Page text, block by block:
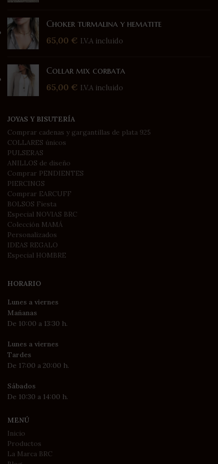
Choker turmalina y hematite
65,00 € I.V.A incluido
Collar mix corbata
65,00 € I.V.A incluido
JOYAS Y BISUTERÍA
Comprar cadenas y gargantillas de plata 925
COLLARES únicos
PULSERAS
ANILLOS de diseño
Comprar PENDIENTES
PIERCINGS
Comprar EARCUFF
BOLSOS Fiesta
Especial NOVIAS BRC
Colección MAMÁ
Personalizados
IDEAS REGALO
Especial HOMBRE
HORARIO
Lunes a viernes
Mañanas
De 10:00 a 13:30 h.
Lunes a viernes
Tardes
De 17:00 a 20:00 h.
Sábados
De 10:30 a 14:00 h.
MENÚ
Inicio
Productos
La Marca BRC